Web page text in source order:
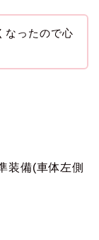
なったので心
装備(車体左側